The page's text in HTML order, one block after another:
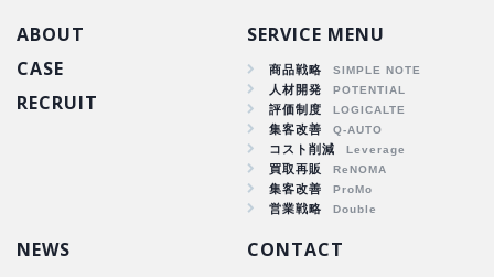
ABOUT
CASE
商品戦略
RECRUIT
SERVICE MENU
商品戦略
人材開発
評価制度
集客改善
コスト削減
買取再販
集客改善
営業戦略
NEWS CONTACT